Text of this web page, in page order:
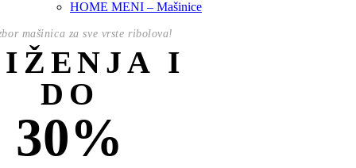
HOME MENI – Mašinice
mašinica za sve vrste ribolova!
I
DO
30%